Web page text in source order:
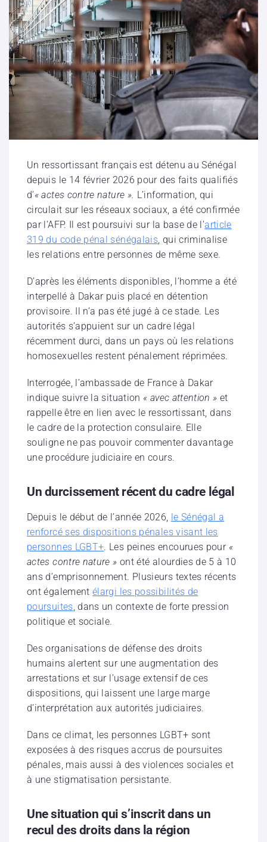
Un ressortissant français est détenu au Sénégal
depuis le 14 février 2026 pour des faits qualifiés
d’« actes contre nature ». L’information, qui
circulait sur les réseaux sociaux, a été confirmée
par l’AFP. Il est poursuivi sur la base de l’article
319 du code pénal sénégalais, qui criminalise
les relations entre personnes de même sexe.
D’après les éléments disponibles, l’homme a été
interpellé à Dakar puis placé en détention
provisoire. Il n’a pas été jugé à ce stade. Les
autorités s’appuient sur un cadre légal
récemment durci, dans un pays où les relations
homosexuelles restent pénalement réprimées.
Interrogée, l’ambassade de France à Dakar
indique suivre la situation « avec attention » et
rappelle être en lien avec le ressortissant, dans
le cadre de la protection consulaire. Elle
souligne ne pas pouvoir commenter davantage
une procédure judiciaire en cours.
Un durcissement récent du cadre légal
Depuis le début de l’année 2026, le Sénégal a
renforcé ses dispositions pénales visant les
personnes LGBT+. Les peines encourues pour «
actes contre nature » ont été alourdies de 5 à 10
ans d’emprisonnement. Plusieurs textes récents
ont égalementélargi les possibilités de
poursuites, dans un contexte de forte pression
politique et sociale.
Des organisations de défense des droits
humains alertent sur une augmentation des
arrestations et sur l’usage extensif de ces
dispositions, qui laissent une large marge
d’interprétation aux autorités judiciaires.
Dans ce climat, les personnes LGBT+ sont
exposées à des risques accrus de poursuites
pénales, mais aussi à des violences sociales et
à une stigmatisation persistante.
Une situation qui s’inscrit dans un
recul des droits dans la région